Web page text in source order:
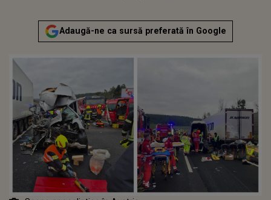
Adaugă-ne ca sursă preferată în Google